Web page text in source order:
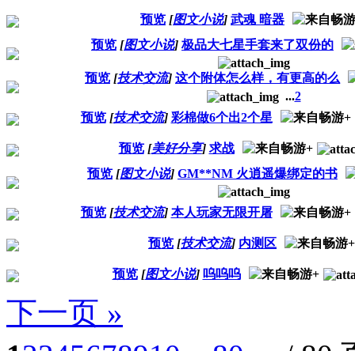
预览 [图文小说] 武魂 暗器
预览 [图文小说] 极品大七星手套来了双份的
预览 [技术交流] 这个附体怎么样，有更高的么
...2
预览 [技术交流] 彩棉做6个出2个星
预览 [美好分享] 求战
预览 [图文小说] GM**NM 火逍遥爆绑定的书
预览 [技术交流] 本人玩家无限开屠
预览 [技术交流] 内测区
预览 [图文小说] 呜呜呜
下一页 »